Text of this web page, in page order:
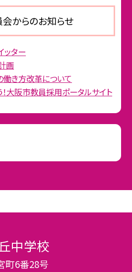
からのお知らせ
ッター
画
き方改革について
大阪市教員採用ポータルサイト
中学校
町6番28号